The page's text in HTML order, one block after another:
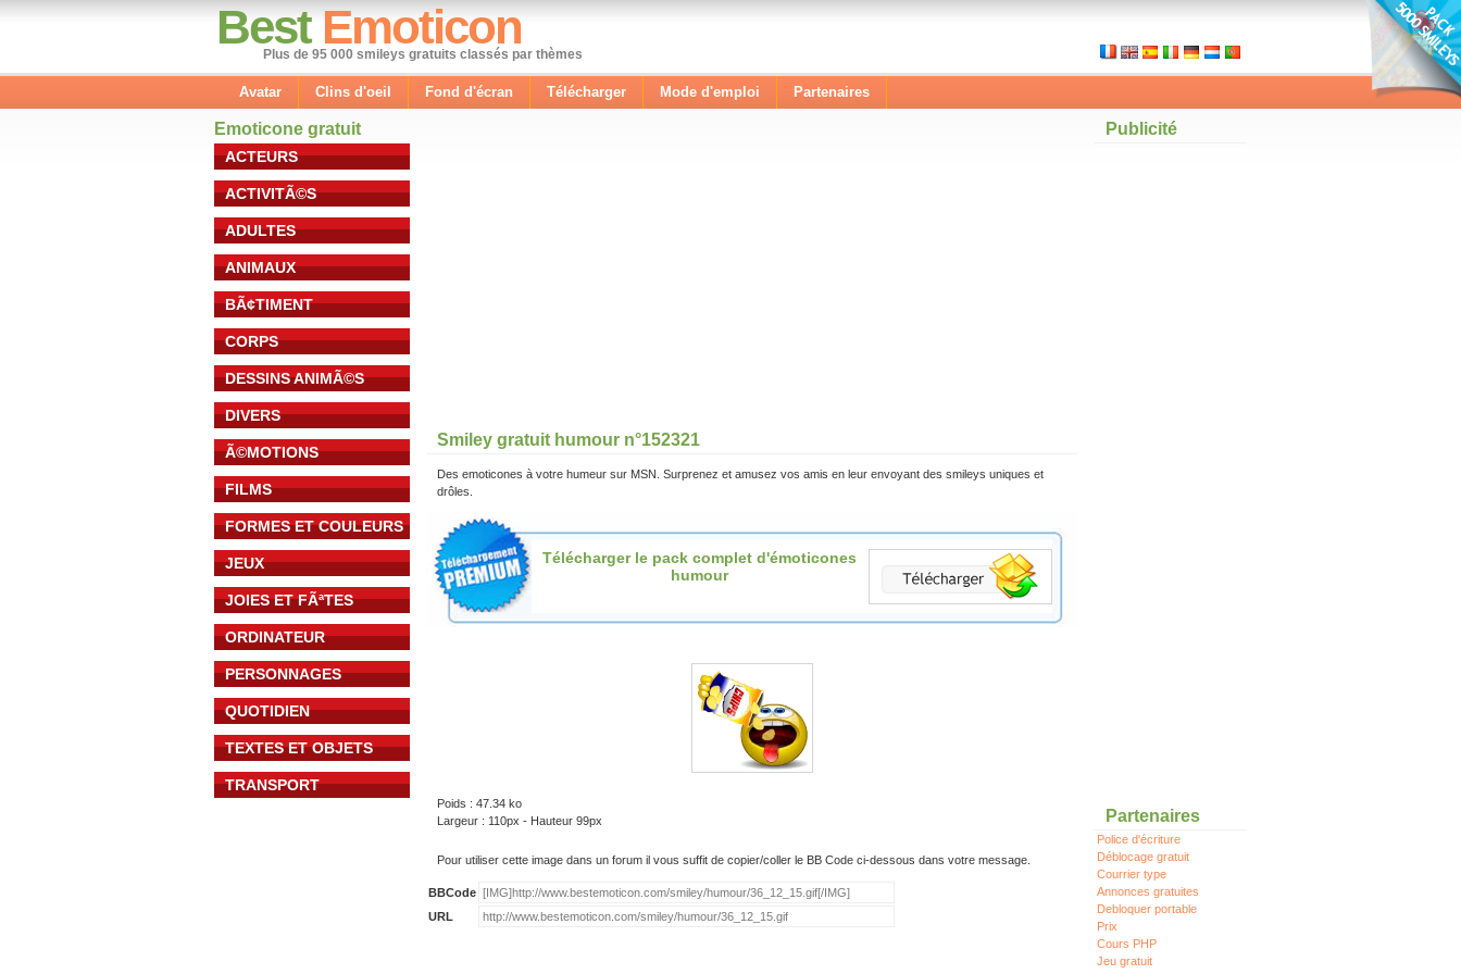
Best Emoticon
Plus de 95 000 smileys gratuits classés par thèmes
Avatar Clins d'oeil Fond d'écran Télécharger Mode d'emploi Partenaires
Emoticone gratuit
ACTEURS
ACTIVITÃ©S
ADULTES
ANIMAUX
BÃ¢TIMENT
CORPS
DESSINS ANIMÃ©S
DIVERS
Ã©MOTIONS
FILMS
FORMES ET COULEURS
JEUX
JOIES ET FÃªTES
ORDINATEUR
PERSONNAGES
QUOTIDIEN
TEXTES ET OBJETS
TRANSPORT
Smiley gratuit humour n°152321
Des emoticones à votre humeur sur MSN. Surprenez et amusez vos amis en leur envoyant des smileys uniques et
drôles.
Télécharger le pack complet d'émoticones
humour
Poids : 47.34 ko
Largeur : 110px - Hauteur 99px
Pour utiliser cette image dans un forum il vous suffit de copier/coller le BB Code ci-dessous dans votre message.
BBCode
URL
Publicité
Partenaires
Police d'écriture
Déblocage gratuit
Courrier type
Annonces gratuites
Debloquer portable
Prix
Cours PHP
Jeu gratuit